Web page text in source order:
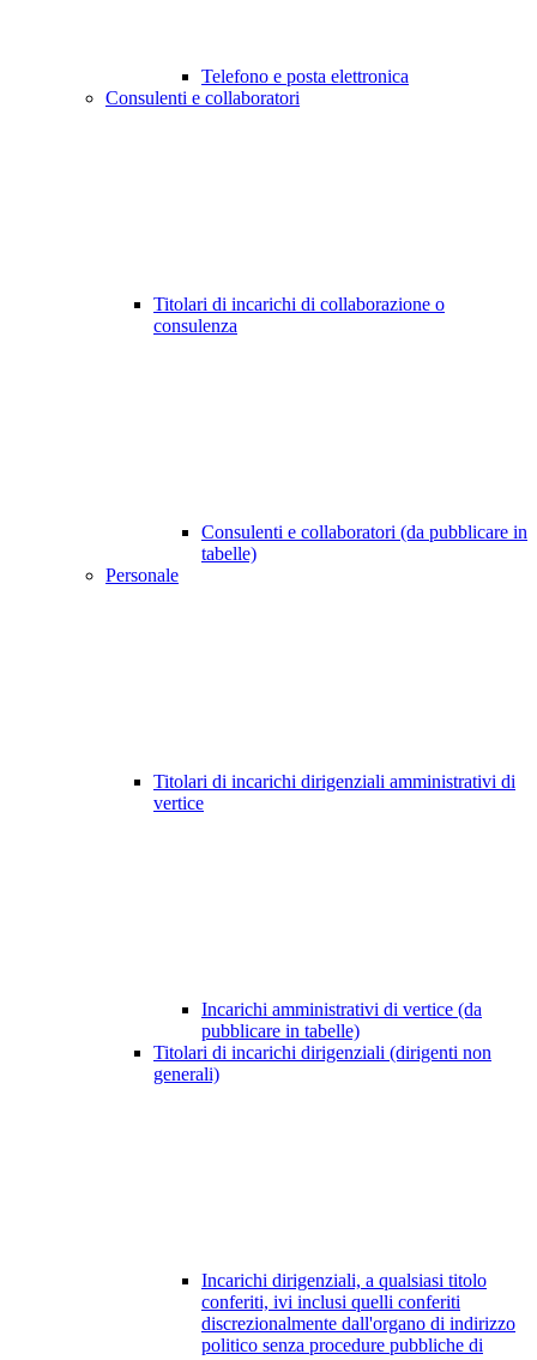
Telefono e posta elettronica
Consulenti e collaboratori
Titolari di incarichi di collaborazione o
consulenza
Consulenti e collaboratori (da pubblicare in
tabelle)
Personale
Titolari di incarichi dirigenziali amministrativi di
vertice
Incarichi amministrativi di vertice (da
pubblicare in tabelle)
Titolari di incarichi dirigenziali (dirigenti non
generali)
Incarichi dirigenziali, a qualsiasi titolo
conferiti, ivi inclusi quelli conferiti
discrezionalmente dall'organo di indirizzo
politico senza procedure pubbliche di